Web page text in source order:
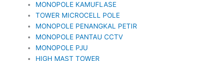
MONOPOLE KAMUFLASE
TOWER MICROCELL POLE
MONOPOLE PENANGKAL PETIR
MONOPOLE PANTAU CCTV
MONOPOLE PJU
HIGH MAST TOWER